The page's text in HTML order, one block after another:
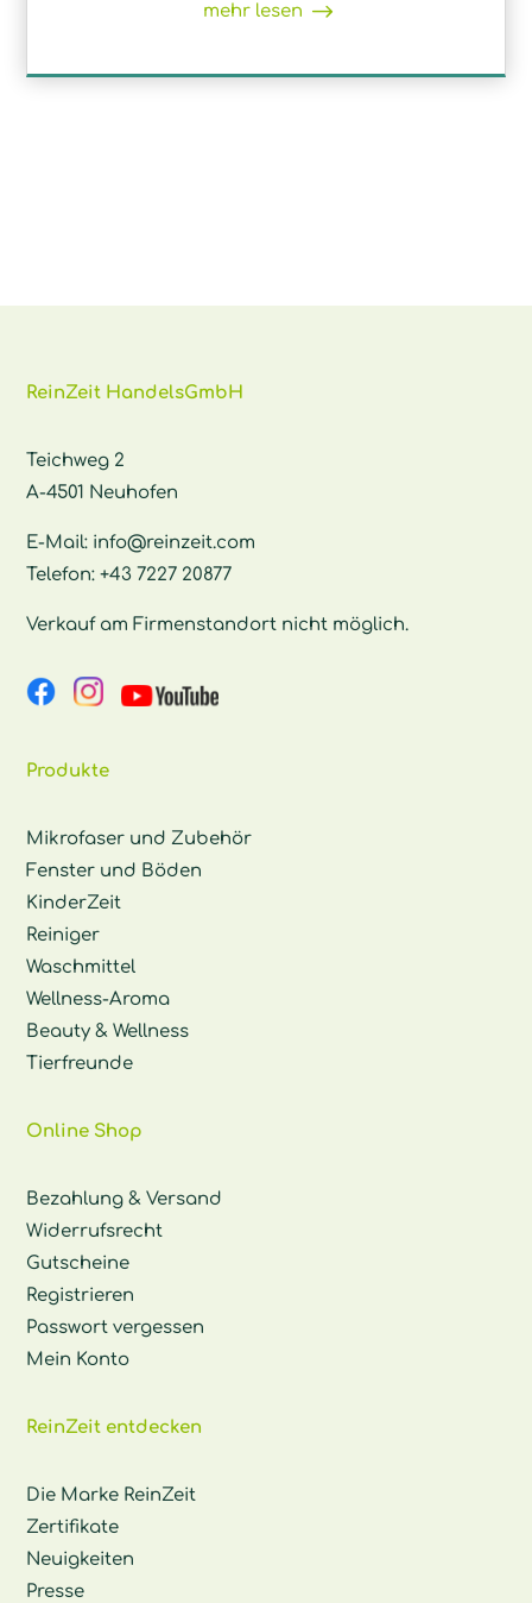
mehr lesen
ReinZeit HandelsGmbH
Teichweg 2
A-4501 Neuhofen
E-Mail: info@reinzeit.com
Telefon:+43 7227 20877
Verkauf am Firmenstandort nicht möglich.
Produkte
Mikrofaser und Zubehör
Fenster und Böden
KinderZeit
Reiniger
Waschmittel
Wellness-Aroma
Beauty & Wellness
Tierfreunde
Online Shop
Bezahlung & Versand
Widerrufsrecht
Gutscheine
Registrieren
Passwort vergessen
Mein Konto
ReinZeit entdecken
Die Marke ReinZeit
Zertifikate
Neuigkeiten
Presse